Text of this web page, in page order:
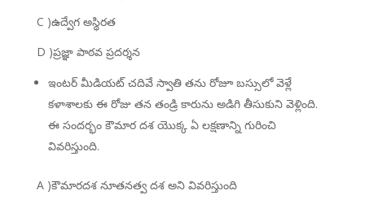
C )ఉద్వేగ అస్థిరత
D )ప్రజ్ఞా పాఠవ ప్రదర్శన
ఇంటర్ మీడియట్ చదివే స్వాతి తను రోజూ బస్సులో వెళ్లే
కళాశాలకు ఈ రోజు తన తండ్రి కారును అడిగి తీసుకుని వెళ్లింది.
ఈ సందర్భం కౌమార దశ యొక్క ఏ లక్షణాన్ని గురించి
వివరిస్తుంది.
A )కౌమారదశ నూతనత్వ దశ అని వివరిస్తుంది